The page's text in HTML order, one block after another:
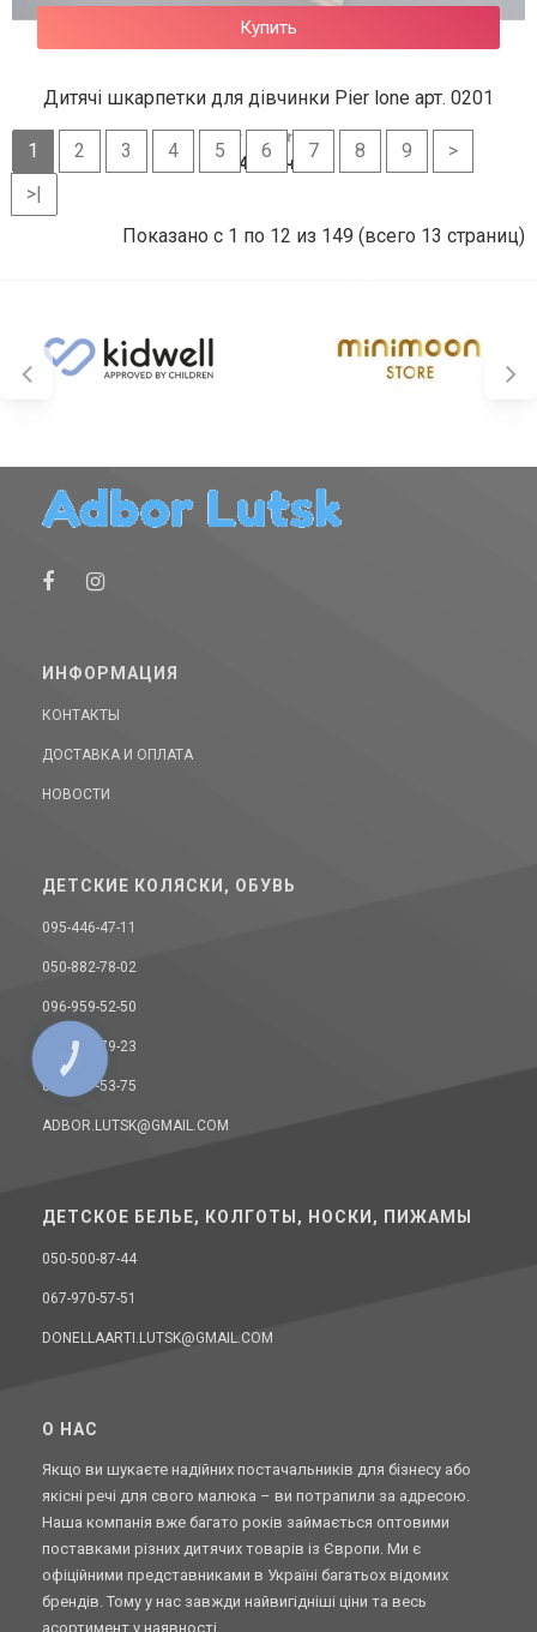
Купить
Дитячі шкарпетки для дівчинки Pier lone арт. 0201
48 грн.
1 2 3 4 5 6 7 8 9
>
>|
Показано с 1 по 12 из 149 (всего 13 страниц)
ИНФОРМАЦИЯ
КОНТАКТЫ
ДОСТАВКА И ОПЛАТА
НОВОСТИ
ДЕТСКИЕ КОЛЯСКИ, ОБУВЬ
095-446-47-11
050-882-78-02
096-959-52-50
068-393-79-23
093-157-53-75
ADBOR.LUTSK@GMAIL.COM
ДЕТСКОЕ БЕЛЬЕ, КОЛГОТЫ, НОСКИ, ПИЖАМЫ
050-500-87-44
067-970-57-51
DONELLAARTI.LUTSK@GMAIL.COM
O НАС
Якщо ви шукаєте надійних постачальників для бізнесу або
якісні речі для свого малюка – ви потрапили за адресою.
Наша компанія вже багато років займається оптовими
поставками різних дитячих товарів із Європи. Ми є
офіційними представниками в Україні багатьох відомих
брендів. Тому у нас завжди найвигідніші ціни та весь
асортимент у наявності.
КНОПКА
СВЯЗИ